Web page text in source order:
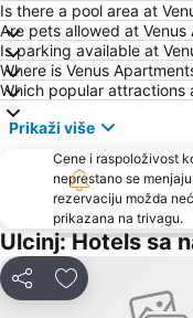
Crvena plaža
Uvala Valdanos
Kopakabana
Veliki Pijesak
Sveti Toma
Plaža Mogren
Aerodrom Podgorica
Stari Bar
Kitesurf club Dolcinium
Is there a pool area at
Are pets allowed at Venus
Is parking available at
Where is Venus
Which popular attractions
Prikaži više
Cene i raspoloživost
neprestano se
rezervaciju možda
prikazana na trivagu.
Ulcinj: Hotels sa
Deli Dodati u